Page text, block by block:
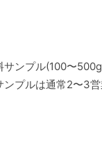
ンプル(100〜
プルは通常2〜3